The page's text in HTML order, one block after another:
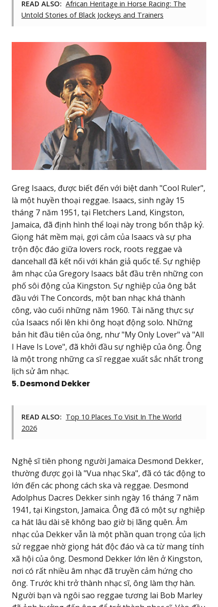
READ ALSO: African Heritage in Horse Racing: The
Untold Stories of Black Jockeys and Trainers
Greg Isaacs, được biết đến với biệt danh "Cool Ruler",
là một huyền thoại reggae. Isaacs, sinh ngày 15
tháng 7 năm 1951, tại Fletchers Land, Kingston,
Jamaica, đã định hình thể loại này trong bốn thập kỷ.
Giọng hát mềm mại, gợi cảm của Isaacs và sự pha
trộn độc đáo giữa lovers rock, roots reggae và
dancehall đã kết nối với khán giả quốc tế. Sự nghiệp
âm nhạc của Gregory Isaacs bắt đầu trên những con
phố sôi động của Kingston. Sự nghiệp của ông bắt
đầu với The Concords, một ban nhạc khá thành
công, vào cuối những năm 1960. Tài năng thực sự
của Isaacs nổi lên khi ông hoạt động solo. Những
bản hit đầu tiên của ông, như "My Only Lover" và "All
I Have Is Love", đã khởi đầu sự nghiệp của ông. Ông
là một trong những ca sĩ reggae xuất sắc nhất trong
lịch sử âm nhạc.
5. Desmond Dekker
READ ALSO: Top 10 Places To Visit In The World
2026
Nghệ sĩ tiên phong người Jamaica Desmond Dekker,
thường được gọi là "Vua nhạc Ska", đã có tác động to
lớn đến các phong cách ska và reggae. Desmond
Adolphus Dacres Dekker sinh ngày 16 tháng 7 năm
1941, tại Kingston, Jamaica. Ông đã có một sự nghiệp
ca hát lâu dài sẽ không bao giờ bị lãng quên. Âm
nhạc của Dekker vẫn là một phần quan trọng của lịch
sử reggae nhờ giọng hát độc đáo và ca từ mang tính
xã hội của ông. Desmond Dekker lớn lên ở Kingston,
nơi có rất nhiều âm nhạc đã truyền cảm hứng cho
ông. Trước khi trở thành nhạc sĩ, ông làm thợ hàn.
Người bạn và ngôi sao reggae tương lai Bob Marley